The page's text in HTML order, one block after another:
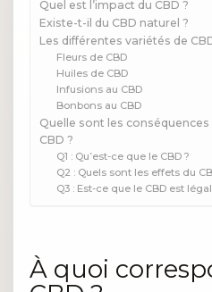
Quel est l’impact du CBD ?
Existe-t-il du CBD naturel ?
Les différentes variétés de
Fleurs de CBD
Huiles de CBD
Infusions au CBD
Bonbons au CBD
Quelle sont les
CBD ?
Q1 : Qu’est-ce que le CBD ?
Q2 : Quels sont les effets du
Q3 : Est-ce que le CBD est
À quoi